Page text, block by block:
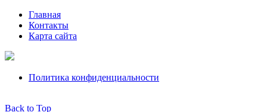
Главная
Контакты
Карта сайта
Политика конфиденциальности
Back to Top